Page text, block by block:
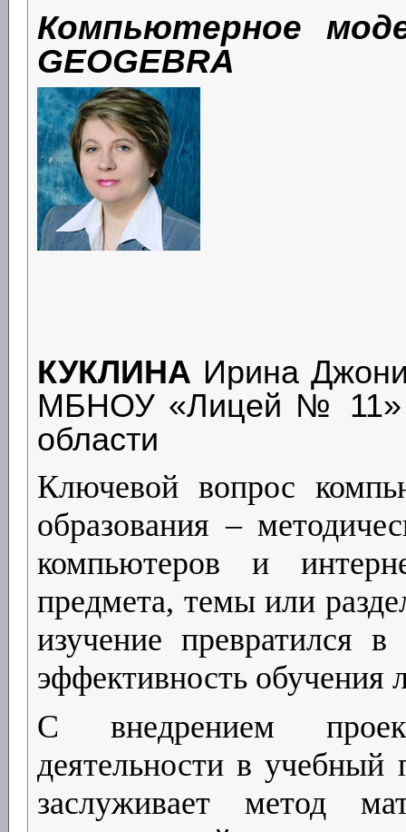
Компьютерное
GEOGEBRA
КУКЛИНА Ирина
МБНОУ «Лицей №
области
Ключевой вопрос
образования –
компьютеров и
предмета, темы или
изучение превратился
эффективность
С внедрением
деятельности в учебный
заслуживает метод